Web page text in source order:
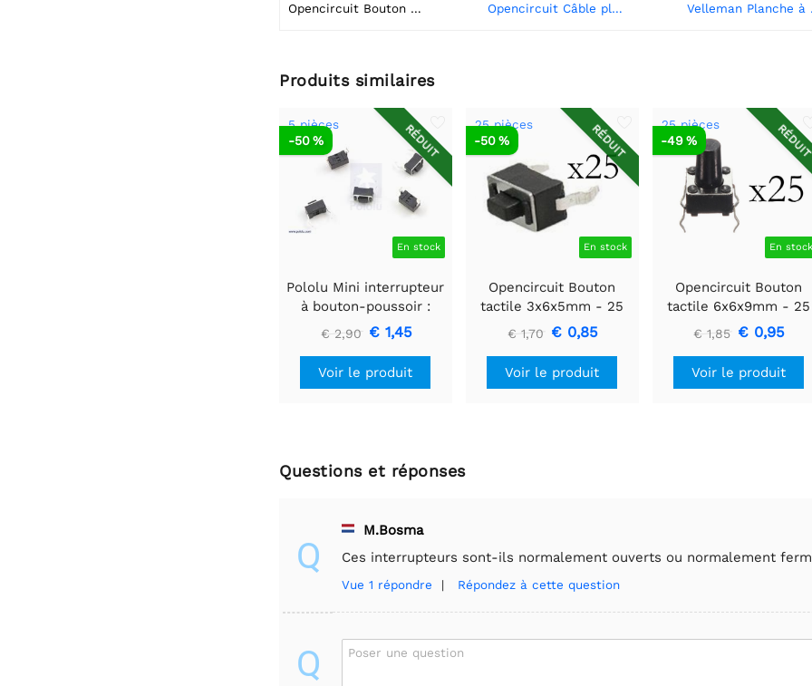
Opencircuit Bouton tactile 6x6x5mm - 25 pièces Opencircuit Câble plat Mâle-Femelle 20 cm 40 pièces
Produits similaires
RÉDUIT
5 pièces
En stock
-50 %
Pololu Mini interrupteur
à bouton-poussoir :
montage sur circuit
imprimé, 2 broches,
SPST, 50 mA (paquet de
5)
€ 2,90 € 1,45
Voir le produit
RÉDUIT
25 pièces
En stock
-50 %
Opencircuit Bouton
tactile 3x6x5mm - 25
pièces
€ 1,70 € 0,85
Voir le produit
25 pièces
En
-49 %
Opencircuit Bouton
tactile 6x6x9mm - 25
pièces
€ 1,85 € 0,95
Voir le produit
Questions et réponses
Q
M.Bosma
Ces interrupteurs sont-ils normalement ouverts ou normalement
Vue 1 répondre | Répondez à cette question
Q Poser une question